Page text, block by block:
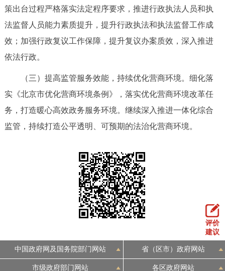
策出台过程严格落实法定程序要求，推进行政执法人员和执
法监督人员能力素质提升，提升行政执法和执法监督工作成
效；加强行政复议工作保障，提升复议办案质效，深入推进
依法行政。
（三）提高监管服务效能，持续优化营商环境。细化落
实《北京市优化营商环境条例》，落实优化营商环境改革任
务，打造暖心高效政务服务环境。继续深入推进一体化综合
监管，持续打造公平透明、可预期的法治化营商环境。
评价
建议
中国政府网及国务院部门网站 省（区市）政府网站
市级政府部门网站 各区政府网站